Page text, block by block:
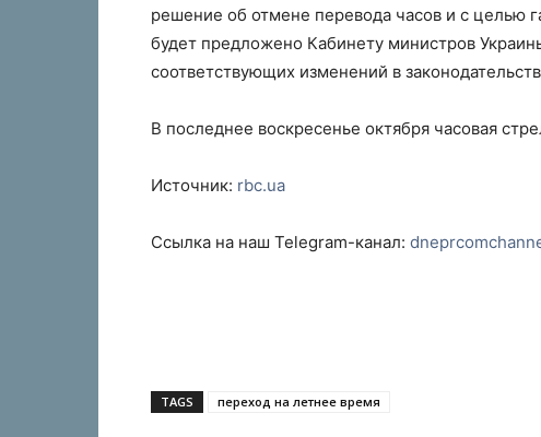
решение об отмене перевода часов и с целью
будет предложено Кабинету министров
соответствующих изменений в
В последнее воскресенье октября часовая
Источник: rbc.ua
Ссылка на наш Telegram-канал:
TAGS переход на летнее время